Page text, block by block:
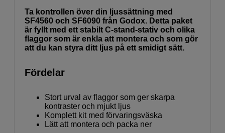
Ta kontrollen över din ljussättning med
SF4560 och SF6090 från Godox. Detta paket
är fyllt med ett stabilt C-stand-stativ och olika
flaggor som är enkla att montera och som gör
att du kan styra ditt ljus på ett smidigt sätt.
Fördelar
Stort urval av flaggor som ger skarpa
kontraster och mjukt ljus
Komplett kit med förvaringsväska
Lätt att montera och packa ner